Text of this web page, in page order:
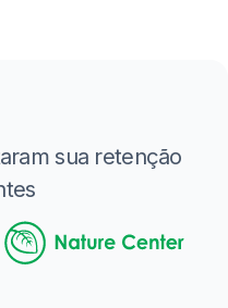
sua retenção